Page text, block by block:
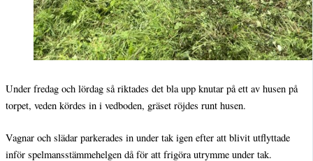
Under fredag och lördag så riktades det bla upp knutar på ett av husen på
torpet, veden kördes in i vedboden, gräset röjdes runt husen.
Vagnar och slädar parkerades in under tak igen efter att blivit utflyttade
inför spelmansstämmehelgen då för att frigöra utrymme under tak.